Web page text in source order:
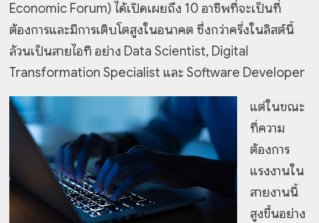
Economic Forum) ได้เปิดเผยถึง 10 อาชีพที่จะเป็นที่
ต้องการและมีการเติบโตสูงในอนาคต ซึ่งกว่าครึ่งในลิสต์นี้
ล้วนเป็นสายไอที อย่าง Data Scientist, Digital
Transformation Specialist และ Software Developer
แต่ในขณะ
ที่ความ
ต้องการ
แรงงานใน
สายงานนี้
สูงขึ้นอย่าง